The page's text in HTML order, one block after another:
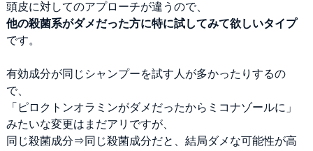
頭皮に対してのアプローチが違うので、
他の殺菌系がダメだった方に特に試してみて欲しいタイプ
です。
有効成分が同じシャンプーを試す人が多かったりするの
で、
「ピロクトンオラミンがダメだったからミコナゾールに」
みたいな変更はまだアリですが、
同じ殺菌成分⇒同じ殺菌成分だと、結局ダメな可能性が高